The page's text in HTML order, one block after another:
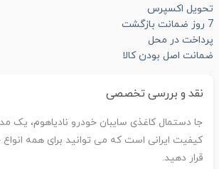
تحویل اکسپرس
7 روز ضمانت بازگشت
پرداخت در محل
ضمانت اصل بودن کالا
نقد و بررسی تخصصی
جا دستمال کاغذی سایبان خودرو نادیاهوم، یک
کیفیت ایرانی است که می توانید برای همه انواع
قرار دهید.